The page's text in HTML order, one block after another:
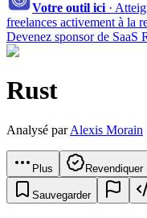
Votre outil ici ·
freelances activement à la
Devenez sponsor de SaaS
Rust
Analysé parAlexis Morain
Plus Revendiquer
Sauvegarder